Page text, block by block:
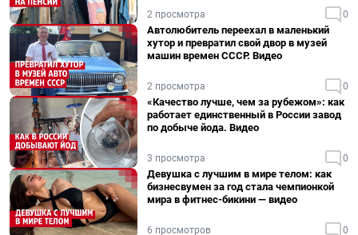
2 просмотра 0
Автолюбитель переехал в маленький
хутор и превратил свой двор в музей
машин времен СССР. Видео
2 просмотра 0
«Качество лучше, чем за рубежом»: как
работает единственный в России завод
по добыче йода. Видео
3 просмотра 0
Девушка с лучшим в мире телом: как
бизнесвумен за год стала чемпионкой
мира в фитнес-бикини — видео
6 просмотров 0